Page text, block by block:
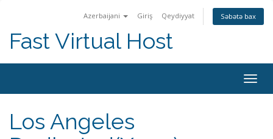
Azerbaijani Giriş Qeydiyyat Səbətə bax
Fast Virtual Host
keçid
Los Angeles